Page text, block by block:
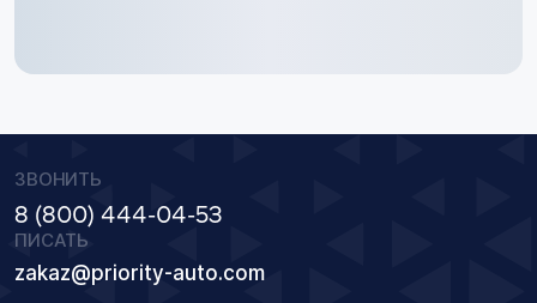
ЗВОНИТЬ
8 (800) 444-04-53
ПИСАТЬ
zakaz@priority-auto.com